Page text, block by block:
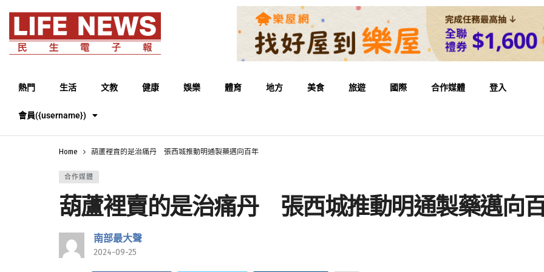
熱門 生活 文教 健康 娛樂 體育 地方 美食 旅遊 國際 合作媒體 登入
會員({username})
Home 葫蘆裡賣的是治痛丹 張西城推動明通製藥邁向百年
合作媒體
葫蘆裡賣的是治痛丹 張西城推動明通製藥邁向
南部最大聲
2024-09-25